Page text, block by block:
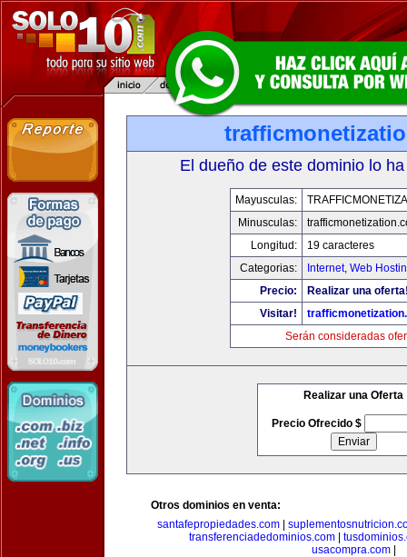
El dueño de este dominio lo
Mayusculas:
Minusculas:
Longitud:
19 caracteres
Categorias:
Internet, Web
Precio:
Realizar una
Visitar!
Serán consideradas
Realizar una Oferta
Precio Ofrecido $
Otros dominios en venta:
santafepropiedades.com|
transferenciadedominios.com|
usacompra.com|